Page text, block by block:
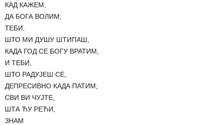
КАД КАЖЕМ,
ДА БОГА ВОЛИМ;
ТЕБИ,
ШТО МИ ДУШУ ШТИПАШ,
КАДА ГОД СЕ БОГУ ВРАТИМ,
И ТЕБИ,
ШТО РАДУЈЕШ СЕ,
ДЕПРЕСИВНО КАДА ПАТИМ;
СВИ ВИ ЧУЈТЕ,
ШТА ЋУ РЕЋИ,
ЗНАМ